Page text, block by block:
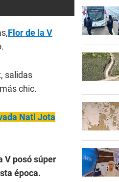
Flor de la V
salidas
chic.
Nati Jota
V posó súper
época.